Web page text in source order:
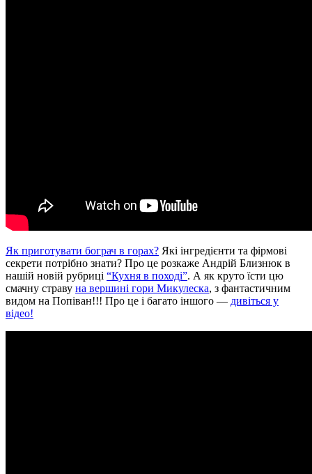
Як приготувати бограч в горах? Які інгредієнти та фірмові
секрети потрібно знати? Про це розкаже Андрій Близнюк в
нашій новій рубриці “Кухня в поході”. А як круто їсти цю
смачну страву на вершині гори Микулеска, з фантастичним
видом на Попіван!!! Про це і багато іншого — дивіться у
відео!